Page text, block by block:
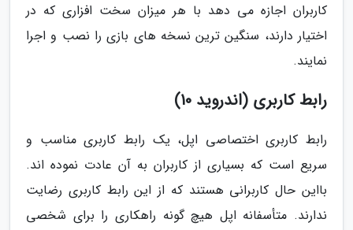
کاربران اجازه می دهد با هر میزان سخت افزاری که در
اختیار دارند، سنگین ترین نسخه های بازی را نصب و اجرا
نمایند.
رابط کاربری (اندروید 10)
رابط کاربری اختصاصی اپل، یک رابط کاربری مناسب و
سریع است که بسیاری از کاربران به آن عادت نموده اند.
بااین حال کاربرانی هستند که از این رابط کاربری رضایت
ندارند. متأسفانه اپل هیچ گونه راهکاری را برای شخصی